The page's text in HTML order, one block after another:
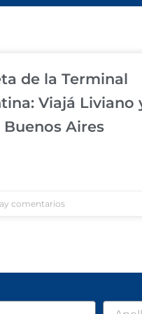
de la Terminal
Viajá Liviano
Aires
comentarios